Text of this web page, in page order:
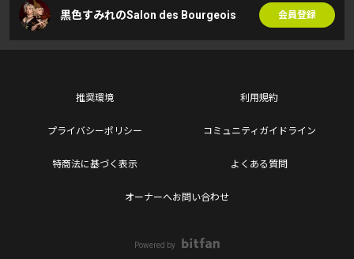
黒色すみれのSalon des Bourgeois 会員登録
推奨環境 利用規約
プライバシーポリシー コミュニティガイドライン
特商法に基づく表示 よくある質問
オーナーへお問い合わせ
Powered by